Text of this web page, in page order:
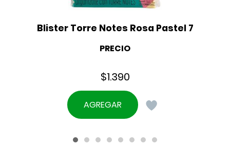
Blister Torre Notes Rosa Pastel 7
PRECIO
$1.390
AGREGAR